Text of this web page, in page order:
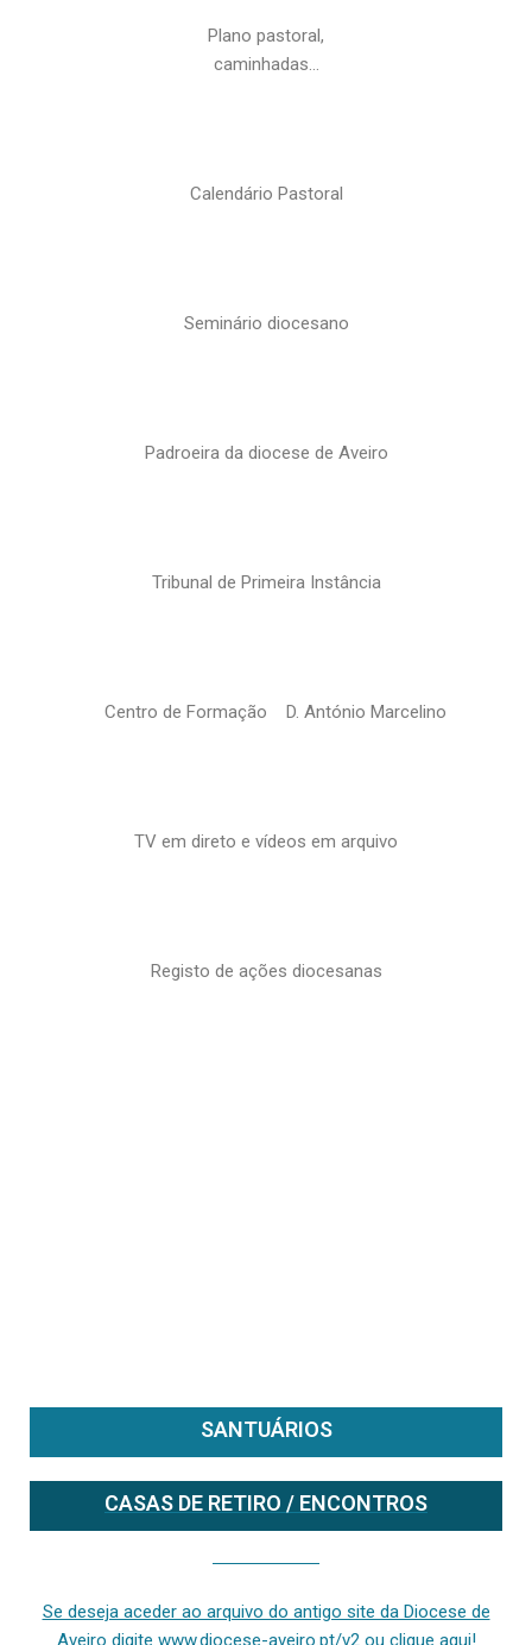
Plano pastoral,
caminhadas…
Calendário Pastoral
Seminário diocesano
Padroeira da diocese de Aveiro
Tribunal de Primeira Instância
Centro de Formação D. António Marcelino
TV em direto e vídeos em arquivo
Registo de ações diocesanas
SANTUÁRIOS
CASAS DE RETIRO / ENCONTROS
Se deseja aceder ao arquivo do antigo site da Diocese de
Aveiro digite www.diocese-aveiro.pt/v2 ou clique aqui!